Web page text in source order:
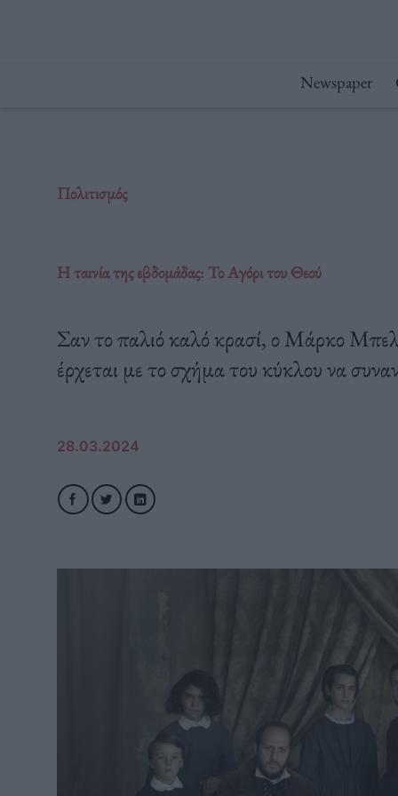
Newspaper
Πολιτισμός
Η ταινία της εβδομάδας: Το Αγόρι του Θεού
Σαν το παλιό καλό κρασί, ο Μάρκο
έρχεται με το σχήμα του κύκλου να
28.03.2024